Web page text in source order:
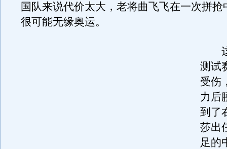
国队来说代价太大，老将曲飞飞在一次拼抢
很可能无缘奥运。
这
测试
受伤
力后
到了
莎出
足的